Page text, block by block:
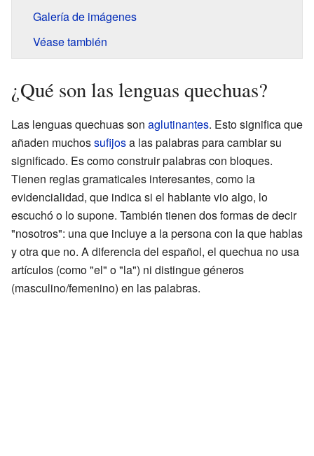
Galería de imágenes
Véase también
¿Qué son las lenguas quechuas?
Las lenguas quechuas son aglutinantes. Esto significa que
añaden muchossufijosa las palabras para cambiar su
significado. Es como construir palabras con bloques.
Tienen reglas gramaticales interesantes, como la
evidencialidad, que indica si el hablante vio algo, lo
escuchó o lo supone. También tienen dos formas de decir
"nosotros": una que incluye a la persona con la que hablas
y otra que no. A diferencia del español, el quechua no usa
artículos (como "el" o "la") ni distingue géneros
(masculino/femenino) en las palabras.